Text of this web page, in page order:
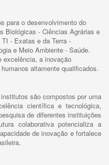
para o desenvolvimento do
Biológicas - Ciências Agrárias e
- Exatas e da Terra -
e Meio Ambiente - Saúde.
excelência, a inovação
altamente qualificados.
são compostos por uma
científica e tecnológica,
de diferentes instituições
colaborativa potencializa a
de inovação e fortalece